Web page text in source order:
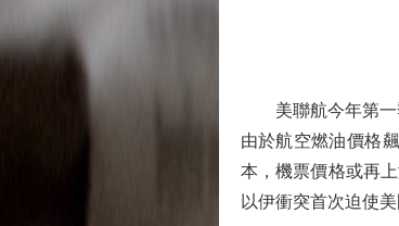
美聯航今年第一季
由於航空燃油價格
本，機票價格或再
以伊衝突首次迫使